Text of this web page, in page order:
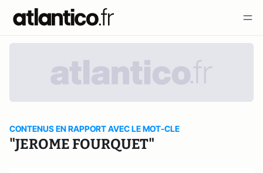
CONTENUS EN RAPPORT AVEC LE MOT-CLE
"JEROME FOURQUET"